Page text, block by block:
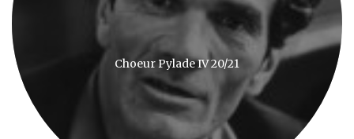
Choeur Pylade IV 20/21